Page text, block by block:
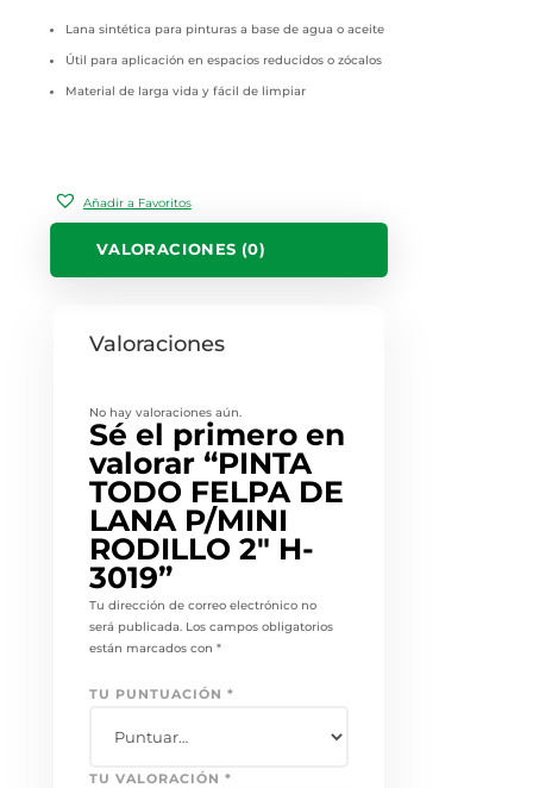
Lana sintética para pinturas a base de agua o aceite
Útil para aplicación en espacios reducidos o zócalos
Material de larga vida y fácil de limpiar
Añadir a Favoritos
VALORACIONES (0)
Valoraciones
No hay valoraciones aún.
Sé el primero en
valorar “PINTA
TODO FELPA DE
LANA P/MINI
RODILLO 2″ H-
3019”
Tu dirección de correo electrónico no
será publicada. Los campos obligatorios
están marcados con *
TU PUNTUACIÓN *
TU VALORACIÓN *